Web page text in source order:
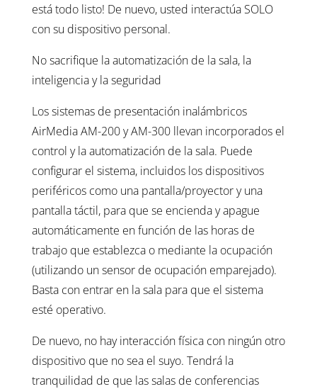
está todo listo! De nuevo, usted interactúa SOLO
con su dispositivo personal.
No sacrifique la automatización de la sala, la
inteligencia y la seguridad
Los sistemas de presentación inalámbricos
AirMedia AM-200 y AM-300 llevan incorporados el
control y la automatización de la sala. Puede
configurar el sistema, incluidos los dispositivos
periféricos como una pantalla/proyector y una
pantalla táctil, para que se encienda y apague
automáticamente en función de las horas de
trabajo que establezca o mediante la ocupación
(utilizando un sensor de ocupación emparejado).
Basta con entrar en la sala para que el sistema
esté operativo.
De nuevo, no hay interacción física con ningún otro
dispositivo que no sea el suyo. Tendrá la
tranquilidad de que las salas de conferencias